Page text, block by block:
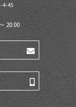
4-45
20:00